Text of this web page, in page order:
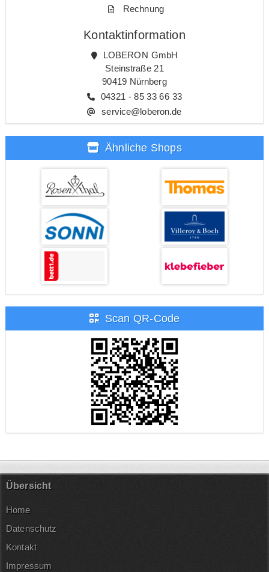
Rechnung
Kontaktinformation
LOBERON GmbH
Steinstraße 21
90419 Nürnberg
04321 - 85 33 66 33
service@loberon.de
Ähnliche Shops
Scan QR-Code
Übersicht
Home
Datenschutz
Kontakt
Impressum